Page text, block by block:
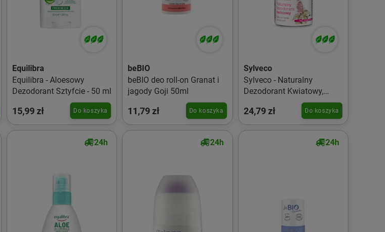
Equilibra
Equilibra - Aloesowy
Dezodorant Sztyfcie - 50 ml
15,99 zł Do koszyka
beBIO
beBIO deo roll-on Granat i
jagody Goji 50ml
11,79 zł Do koszyka
Sylveco
Sylveco - Naturalny
Dezodorant Kwiatowy,
hipoalergiczny - 50 ml
24,79 zł Do koszyka
24h 24h 24h